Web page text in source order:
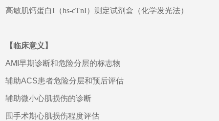
高敏肌钙蛋白I（hs-cTnI）测定试剂盒（化学发光法）
【临床意义】
AMI早期诊断和危险分层的标志物
辅助ACS患者危险分层和预后评估
辅助微小心肌损伤的诊断
围手术期心肌损伤程度评估